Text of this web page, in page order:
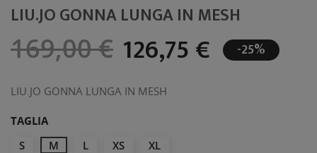
LIU.JO GONNA LUNGA IN MESH
169,00 € 126,75 € -25%
LIU.JO GONNA LUNGA IN MESH
TAGLIA
S
M L XS XL